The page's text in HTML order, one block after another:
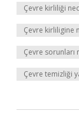
Çevre kirliliği
Çevre kirliligine
Çevre sorunları
Çevre temizliği